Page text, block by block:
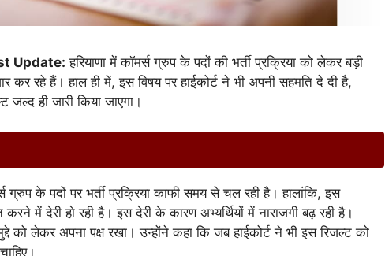
Update: हरियाणा में कॉमर्स ग्रुप के पदों की भर्ती प्रक्रिया को लेकर बड़ी
रहे हैं। हाल ही में, इस विषय पर हाईकोर्ट ने भी अपनी सहमति दे दी है,
जल्द ही जारी किया जाएगा।
ग्रुप के पदों पर भर्ती प्रक्रिया काफी समय से चल रही है। हालांकि, इस
में देरी हो रही है। इस देरी के कारण अभ्यर्थियों में नाराजगी बढ़ रही है।
को लेकर अपना पक्ष रखा। उन्होंने कहा कि जब हाईकोर्ट ने भी इस रिजल्ट को